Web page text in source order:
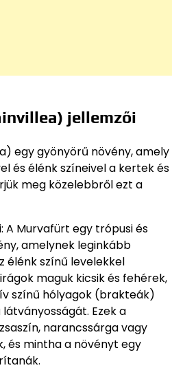
jellemzői
egy gyönyörű növény, amely
és élénk színeivel a kertek és
meg közelebbről ezt a
A Murvafürt egy trópusi és
amelynek leginkább
élénk színű levelekkel
maguk kicsik és fehérek,
színű hólyagok (brakteák)
Ezek a
narancssárga vagy
és mintha a növényt egy